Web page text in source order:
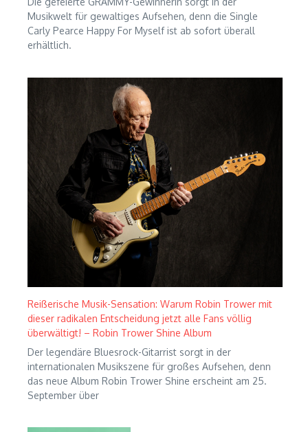
Musikwelt für gewaltiges Aufsehen, denn die Single
Carly Pearce Happy For Myself ist ab sofort überall
erhältlich.
Reißerische Musik-Sensation: Warum Robin Trower mit
dieser radikalen Entscheidung jetzt alle Fans völlig
überwältigt! – Robin Trower Shine Album
Der legendäre Bluesrock-Gitarrist sorgt in der
internationalen Musikszene für großes Aufsehen, denn
das neue Album Robin Trower Shine erscheint am 25.
September über